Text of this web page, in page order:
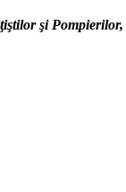
şi Pompierilor,